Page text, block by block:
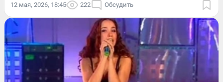
12 мая, 2026, 18:45 222 Обсудить